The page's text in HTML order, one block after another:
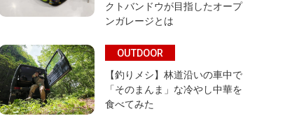
クトバンドウが目指したオープ
ンガレージとは
OUTDOOR
【釣りメシ】林道沿いの車中で
「そのまんま」な冷やし中華を
食べてみた